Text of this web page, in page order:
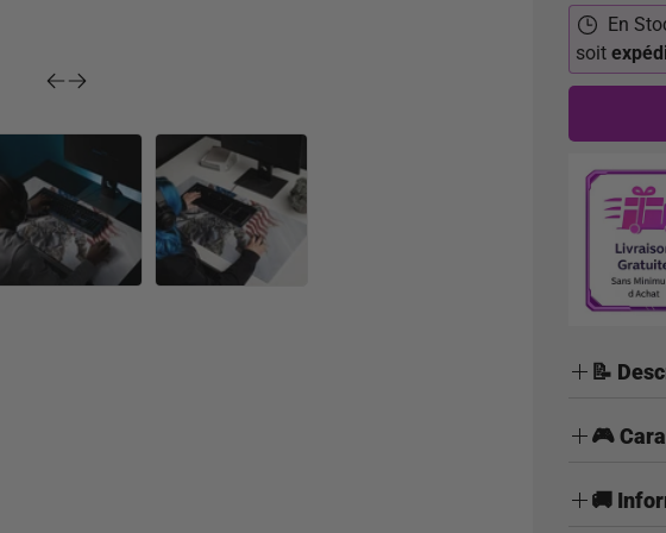
En
soit
📝
Tapis
🎮
Surface en
🚚